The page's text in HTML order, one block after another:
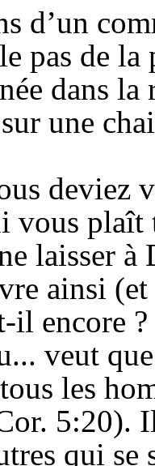
d’un
pas de la
dans
une
deviez
vous plaît
laisser
ainsi
il encore ?
veut
les
5:20).
qui